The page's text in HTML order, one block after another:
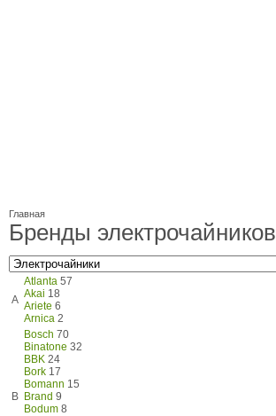
Главная
Бренды электрочайников
A
Atlanta 57
Akai 18
Ariete 6
Arnica 2
B
Bosch 70
Binatone 32
BBK 24
Bork 17
Bomann 15
Brand 9
Bodum 8